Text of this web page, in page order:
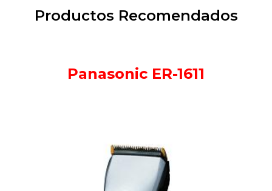
Productos Recomendados
Panasonic ER-1611